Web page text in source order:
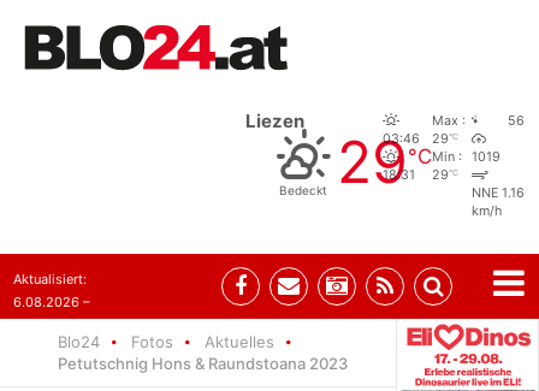
Liezen
Bedeckt 29°C
03:46
18:31
Max :
29°C
Min :
29°C
56
1019
NNE 1.16
km/h
Aktualisiert:
6.08.2026 –
Blo24 Fotos
Aktuelles
Petutschnig Hons & Raundstoana 2023